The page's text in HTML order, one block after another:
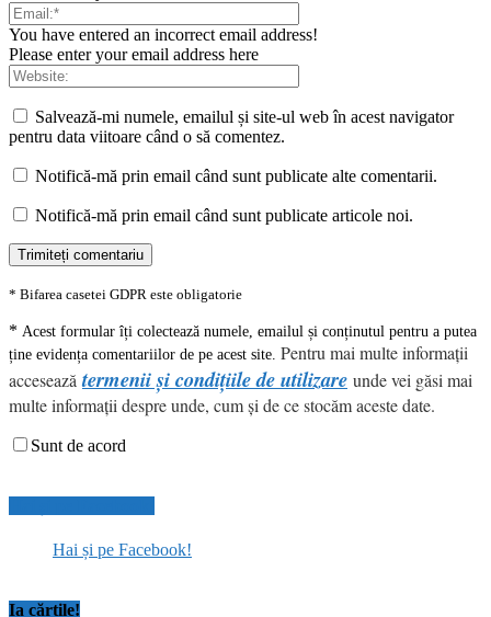
You have entered an incorrect email address!
Please enter your email address here
Salvează-mi numele, emailul și site-ul web în acest navigator
pentru data viitoare când o să comentez.
Notifică-mă prin email când sunt publicate alte comentarii.
Notifică-mă prin email când sunt publicate articole noi.
* Bifarea casetei GDPR este obligatorie
* Acest formular îți colectează numele, emailul și conținutul pentru a putea
ține evidența comentariilor de pe acest site. Pentru mai multe informații
acceseazătermenii și condițiile de utilizare unde vei găsi mai
multe informații despre unde, cum și de ce stocăm aceste date.
Sunt de acord
Hai și pe Facebook!
Ia cărțile!